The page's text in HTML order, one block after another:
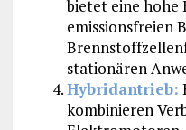
bietet eine hohe
emissionsfreien
stationären
Hybridantrieb:
kombinieren